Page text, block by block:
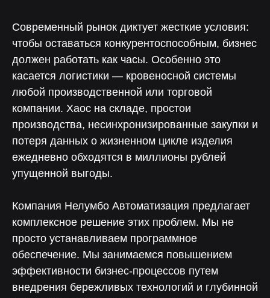
Современный рынок диктует жесткие условия:
чтобы оставаться конкурентоспособным, бизнес
должен работать как часы. Особенно это
касается логистики — кровеносной системы
любой производственной или торговой
компании. Хаос на складе, простои
производства, несинхронизированные закупки и
потеря данных о жизненном цикле изделия
ежедневно обходятся в миллионы рублей
упущенной выгоды.
Компания Нелумбо Автоматизация предлагает
комплексное решение этих проблем. Мы не
просто устанавливаем программное
обеспечение. Мы занимаемся повышением
эффективности бизнес-процессов путем
внедрения бережливых технологий и глубинной